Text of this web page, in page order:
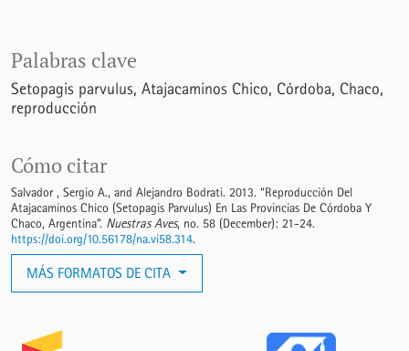
Palabras clave
Setopagis parvulus Atajacaminos Chico Córdoba Chaco
reproducción
Cómo citar
Salvador , Sergio A., and Alejandro Bodrati. 2013. “Reproducción Del
Atajacaminos Chico (Setopagis Parvulus) En Las Provincias De Córdoba Y
Chaco, Argentina”. Nuestras Aves, no. 58 (December): 21-24.
https://doi.org/10.56178/na.vi58.314.
MÁS FORMATOS DE CITA